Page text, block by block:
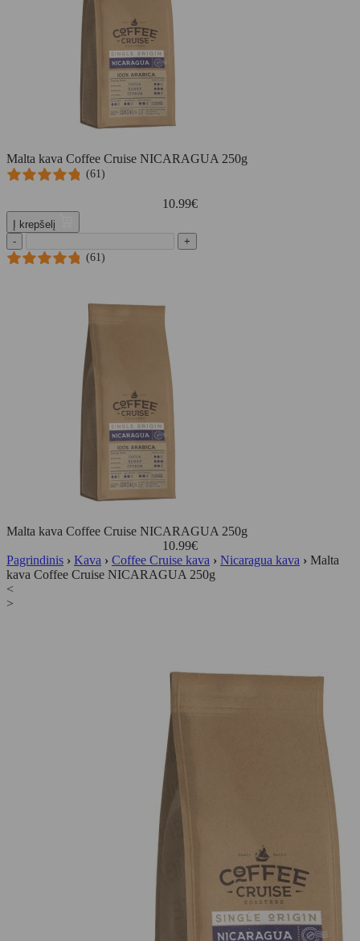
Malta kava Coffee Cruise NICARAGUA 250g
(61)
10.99€
Į krepšelį
-
+
(61)
Malta kava Coffee Cruise NICARAGUA 250g
10.99€
Pagrindinis › Kava › Coffee Cruise kava › Nicaragua kava › Malta
kava Coffee Cruise NICARAGUA 250g
<
>